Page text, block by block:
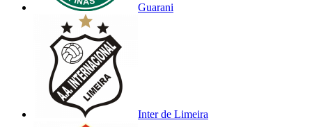
Guarani
Inter de Limeira